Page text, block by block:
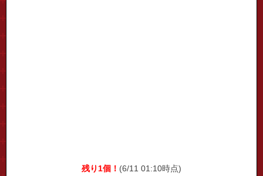
残り1個！ (6/11 01:10時点)